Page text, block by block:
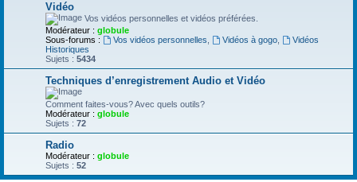
Vidéo
Vos vidéos personnelles et vidéos préférées.
Modérateur : globule
Sous-forums :
Vos vidéos personnelles Vidéos à gogo,
Vidéos
Historiques
Sujets : 5434
Techniques d’enregistrement Audio et Vidéo
Comment faites-vous? Avec quels outils?
Modérateur : globule
Sujets : 72
Radio
Modérateur : globule
Sujets : 52